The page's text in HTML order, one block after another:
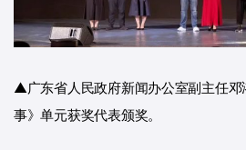
▲广东省人民政府新闻办公室副主任邓
事》单元获奖代表颁奖。